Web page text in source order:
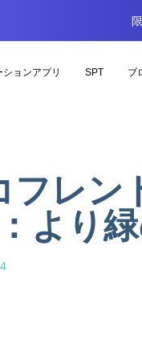
ョンアプリ SPT ブ
フレン
より